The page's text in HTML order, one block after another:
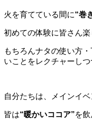
火を育てている間に“巻
初めての体験に皆さん
もちろんナタの使い方
いことをレクチャーしつ
自分たちは、メインイベ
皆は“暖かいココア”を